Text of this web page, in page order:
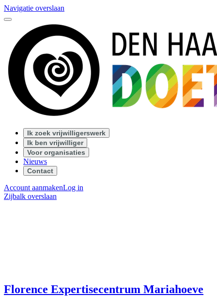
Navigatie overslaan
Ik zoek vrijwilligerswerk
Ik ben vrijwilliger
Voor organisaties
Nieuws
Contact
Account aanmakenLog in
Zijbalk overslaan
Florence Expertisecentrum Mariahoeve